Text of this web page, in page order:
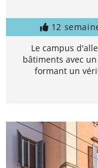
12
Le campus
bâtiments avec
formant un